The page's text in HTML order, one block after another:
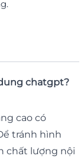
chatgpt?
cao có
tránh hình
chất lượng nội